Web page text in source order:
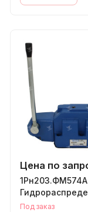
Цена по
Под заказ